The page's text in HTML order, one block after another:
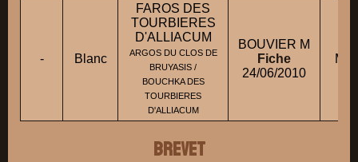
- Blanc
FAROS DES
TOURBIERES
D'ALLIACUM
ARGOS DU CLOS DE
BRUYASIS /
BOUCHKA DES
TOURBIERES
D'ALLIACUM
BOUVIER M
Fiche
24/06/2010
M.
BREVET